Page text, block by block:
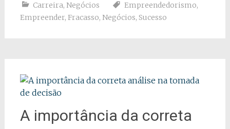
Carreira, Negócios Empreendedorismo,
Empreender, Fracasso, Negócios, Sucesso
A importância da correta